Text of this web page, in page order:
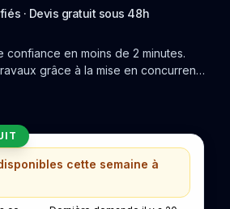
· Devis gratuit sous 48h
confiance en moins de 2 minutes.
grâce à la mise en concurrence
cette semaine à